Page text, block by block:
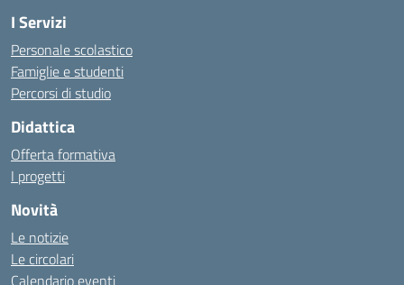
I Servizi
Personale scolastico
Famiglie e studenti
Percorsi di studio
Didattica
Offerta formativa
I progetti
Novità
Le notizie
Le circolari
Calendario eventi